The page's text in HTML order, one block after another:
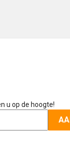
u op de hoogte!